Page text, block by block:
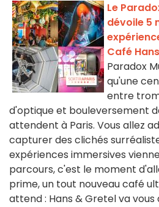
Le
dévoile 5
Café
Paradox
qu'une
entre
d'optique et bouleversement
attendent à Paris. Vous allez
capturer des clichés
expériences immersives
parcours, c'est le moment
prime, un tout nouveau café
attend : Hans & Gretel va